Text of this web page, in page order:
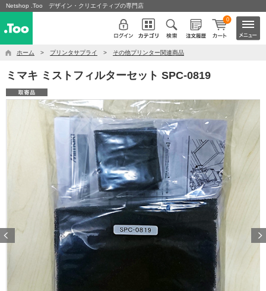
Netshop .Too デザイン・クリエイティブの専門店
0
ホーム > プリンタサプライ > その他プリンター関連商品
ミマキ ミストフィルターセット SPC-0819